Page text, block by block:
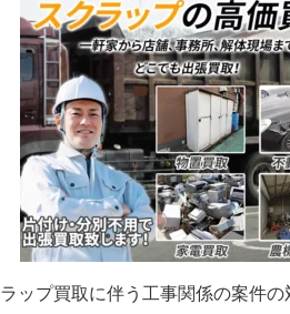
プ買取に伴う工事関係の案件の